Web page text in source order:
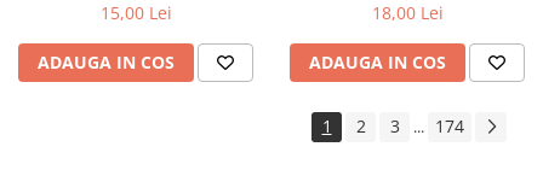
15,00 Lei
ADAUGA IN COS
18,00 Lei
ADAUGA IN COS
1 2 3 ... 174